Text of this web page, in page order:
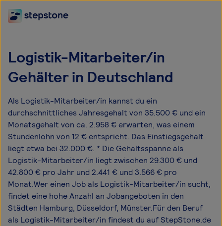
Logistik-Mitarbeiter/in
Gehälter in Deutschland
Als Logistik-Mitarbeiter/in kannst du ein
durchschnittliches Jahresgehalt von 35.500 € und ein
Monatsgehalt von ca. 2.958 € erwarten, was einem
Stundenlohn von 12 € entspricht. Das Einstiegsgehalt
liegt etwa bei 32.000 €. * Die Gehaltsspanne als
Logistik-Mitarbeiter/in liegt zwischen 29.300 € und
42.800 € pro Jahr und 2.441 € und 3.566 € pro
Monat.Wer einen Job als Logistik-Mitarbeiter/in sucht,
findet eine hohe Anzahl an Jobangeboten in den
Städten Hamburg, Düsseldorf, Münster.Für den Beruf
als Logistik-Mitarbeiter/in findest du auf StepStone.de